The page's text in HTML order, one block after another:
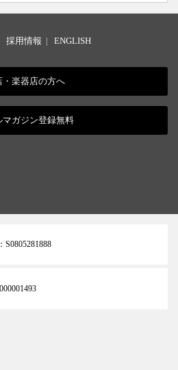
採用情報 | ENGLISH
・楽器店の方へ
マガジン登録無料
S0805281888